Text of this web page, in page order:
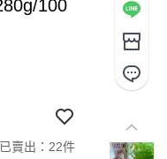
100
已賣出：22件